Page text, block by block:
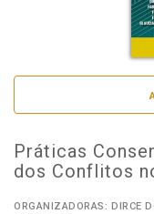
Práticas
dos Conflitos
ORGANIZADORAS: DIRCE